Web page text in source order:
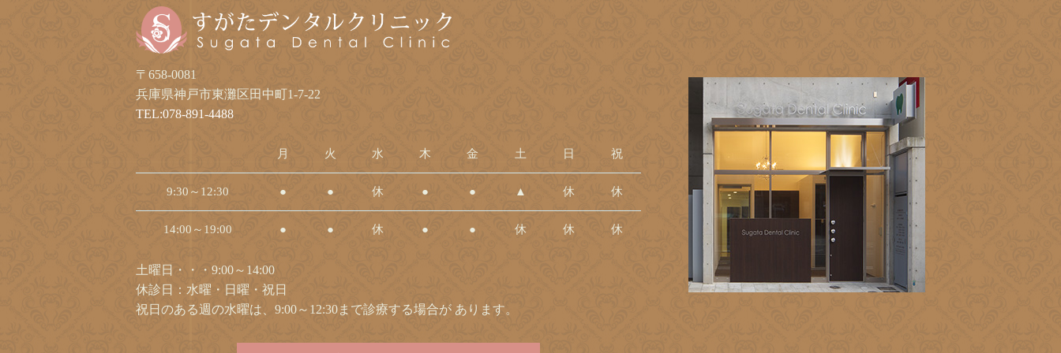
〒658-0081
兵庫県神戸市東灘区田中町1-7-22
TEL:078-891-4488
月 火 水 木 金 土 日 祝
9:30～12:30 ● ● 休 ● ● ▲ 休 休
14:00～19:00 ● ● 休 ● ● 休 休 休
土曜日・・・9:00～14:00
休診日：水曜・日曜・祝日
祝日のある週の水曜は、9:00～12:30まで診療する場合が あります。